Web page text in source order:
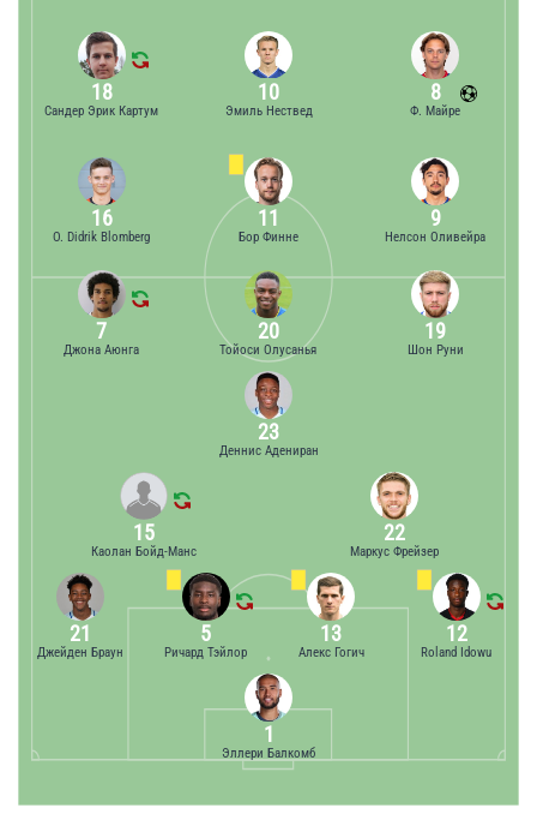
8
Ф. Майре
10
Эмиль Нествед
18
Сандер Эрик Картум
9
Нелсон Оливейра
11
Бор Финне
16
O. Didrik Blomberg
1
Эллери Балкомб
21
Джейден Браун
5
Ричард Тэйлор
13
Алекс Гогич
12
Roland Idowu
15
Каолан Бойд-Манс
22
Маркус Фрейзер
23
Деннис Адениран
7
Джона Аюнга
20
Тойоси Олусанья
19
Шон Руни